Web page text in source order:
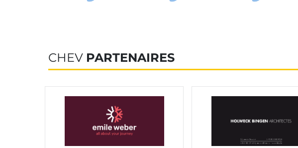
CHEV PARTENAIRES